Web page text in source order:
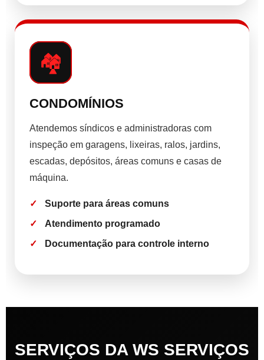
🏘️
CONDOMÍNIOS
Atendemos síndicos e administradoras com
inspeção em garagens, lixeiras, ralos, jardins,
escadas, depósitos, áreas comuns e casas de
máquina.
Suporte para áreas comuns
Atendimento programado
Documentação para controle interno
SERVIÇOS DA WS SERVIÇOS